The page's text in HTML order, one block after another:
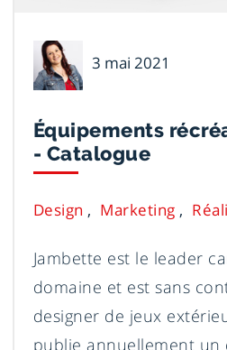
Larochelle
3 mai 2021
Équipements
- Catalogue
Design Marketing
Jambette est le leader
domaine et est sans
designer de jeux
publie annuellement un